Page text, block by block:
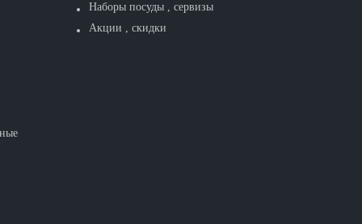
Наборы посуды , сервизы
Акции , скидки